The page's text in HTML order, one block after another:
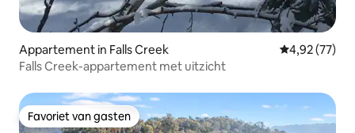
Appartement in Falls Creek Gemiddelde
4,92 (77)
Falls Creek-appartement met uitzicht
Favoriet van gasten
Favoriet van gasten